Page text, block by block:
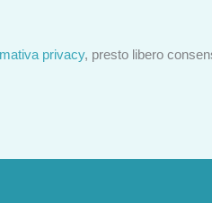
privacy, presto libero